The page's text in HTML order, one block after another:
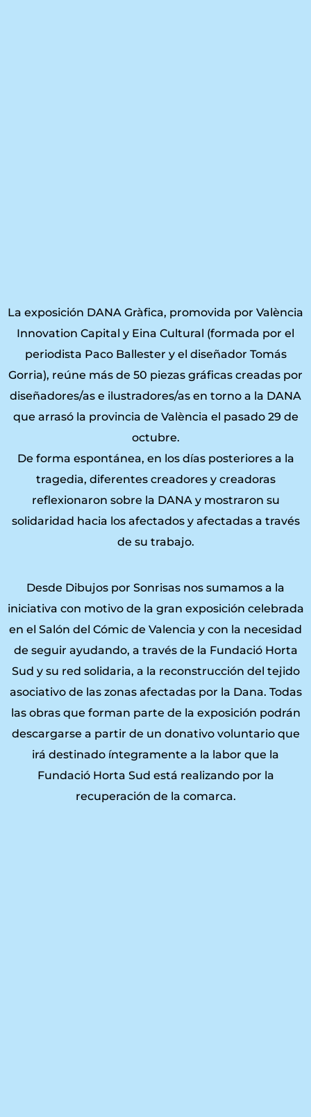
La exposición DANA Gràfica, promovida por València
Innovation Capital y Eina Cultural (formada por el
periodista Paco Ballester y el diseñador Tomás
Gorria), reúne más de 50 piezas gráficas creadas por
diseñadores/as e ilustradores/as en torno a la DANA
que arrasó la provincia de València el pasado 29 de
octubre.
De forma espontánea, en los días posteriores a la
tragedia, diferentes creadores y creadoras
reflexionaron sobre la DANA y mostraron su
solidaridad hacia los afectados y afectadas a través
de su trabajo.
Desde Dibujos por Sonrisas nos sumamos a la
iniciativa con motivo de la gran exposición celebrada
en el Salón del Cómic de Valencia y con la necesidad
de seguir ayudando, a través de la Fundació Horta
Sud y su red solidaria, a la reconstrucción del tejido
asociativo de las zonas afectadas por la Dana. Todas
las obras que forman parte de la exposición podrán
descargarse a partir de un donativo voluntario que
irá destinado íntegramente a la labor que la
Fundació Horta Sud está realizando por la
recuperación de la comarca.